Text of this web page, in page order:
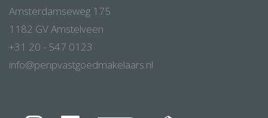
Amsterdamseweg 175
1182 GV Amstelveen
+31 20 - 547 0123
info@penpvastgoedmakelaars.nl